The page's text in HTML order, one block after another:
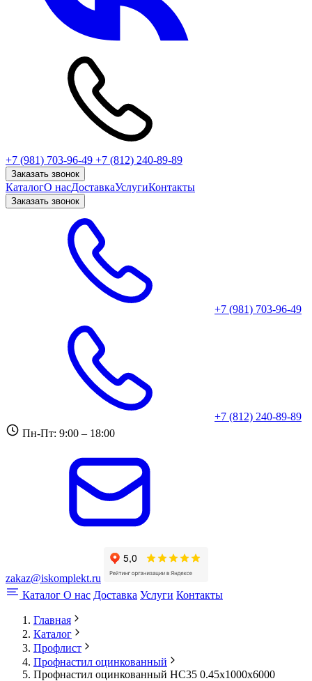
+7 (981) 703-96-49 +7 (812) 240-89-89
Заказать звонок
КаталогО насДоставкаУслугиКонтакты
Заказать звонок
+7 (981) 703-96-49
+7 (812) 240-89-89
Пн-Пт: 9:00 – 18:00
zakaz@iskomplekt.ru
Каталог О нас Доставка Услуги Контакты
Главная
Каталог
Профлист
Профнастил оцинкованный
Профнастил оцинкованный НС35 0.45x1000x6000